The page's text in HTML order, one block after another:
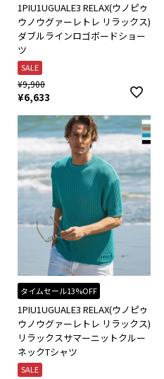
1PIU1UGUALE3 RELAX(ウノピゥ
ウノウグァーレトレ リラックス)
ダブルラインロゴボードショー
ツ
SALE
¥9,900
¥6,633
タイムセール13%OFF
1PIU1UGUALE3 RELAX(ウノピゥ
ウノウグァーレトレ リラックス)
リラックスサマーニットクルー
ネックTシャツ
SALE